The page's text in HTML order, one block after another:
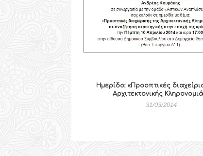
Ημερίδα: «Προοπτικές
Αρχιτεκτονικής
31/03/2014